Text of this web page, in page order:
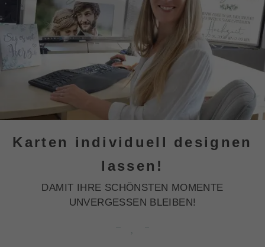
Karten individuell designen
lassen!
DAMIT IHRE SCHÖNSTEN MOMENTE
UNVERGESSEN BLEIBEN!